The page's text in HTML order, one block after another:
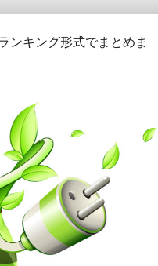
ンキング形式でまとめま